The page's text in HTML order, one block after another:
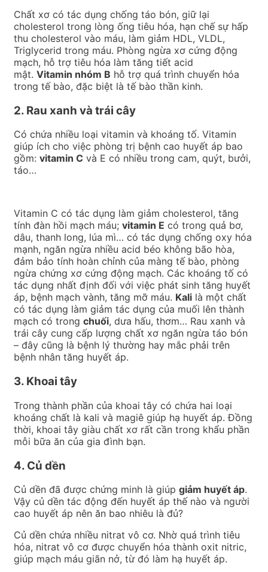
Chất xơ có tác dụng chống táo bón, giữ lại
cholesterol trong lòng ống tiêu hóa, hạn chế sự hấp
thu cholesterol vào máu, làm giảm HDL, VLDL,
Triglycerid trong máu. Phòng ngừa xơ cứng động
mạch, hỗ trợ tiêu hóa làm tăng tiết acid
mật. Vitamin nhóm B hỗ trợ quá trình chuyển hóa
trong tế bào, đặc biệt là tế bào thần kinh.
2. Rau xanh và trái cây
Có chứa nhiều loại vitamin và khoáng tố. Vitamin
giúp ích cho việc phòng trị bệnh cao huyết áp bao
gồm: vitamin C và E có nhiều trong cam, quýt, bưởi,
táo…
Vitamin C có tác dụng làm giảm cholesterol, tăng
tính đàn hồi mạch máu; vitamin E có trong quả bơ,
dâu, thanh long, lúa mì… có tác dụng chống oxy hóa
mạnh, ngăn ngừa nhiều acid béo không bão hòa,
đảm bảo tính hoàn chỉnh của màng tế bào, phòng
ngừa chứng xơ cứng động mạch. Các khoáng tố có
tác dụng nhất định đối với việc phát sinh tăng huyết
áp, bệnh mạch vành, tăng mỡ máu. Kali là một chất
có tác dụng làm giảm tác dụng của muối lên thành
mạch có trong chuối, dưa hấu, thơm… Rau xanh và
trái cây cung cấp lượng chất xơ ngăn ngừa táo bón
– đây cũng là bệnh lý thường hay mắc phải trên
bệnh nhân tăng huyết áp.
3. Khoai tây
Trong thành phần của khoai tây có chứa hai loại
khoáng chất là kali và magiê giúp hạ huyết áp. Đồng
thời, khoai tây giàu chất xơ rất cần trong khẩu phần
mỗi bữa ăn của gia đình bạn.
4. Củ dền
Củ dền đã được chứng minh là giúp giảm huyết áp.
Vậy củ dền tác động đến huyết áp thế nào và người
cao huyết áp nên ăn bao nhiêu là đủ?
Củ dền chứa nhiều nitrat vô cơ. Nhờ quá trình tiêu
hóa, nitrat vô cơ được chuyển hóa thành oxit nitric,
giúp mạch máu giãn nở, từ đó làm hạ huyết áp.